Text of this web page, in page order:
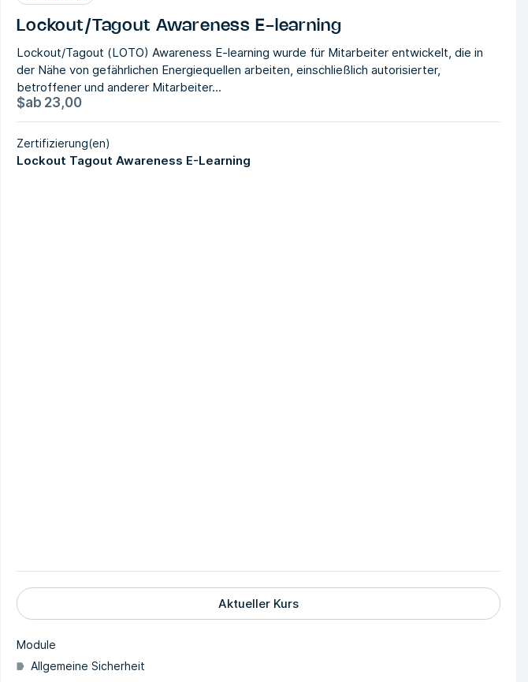
Lockout/Tagout Awareness E-learning
Lockout/Tagout (LOTO) Awareness E-learning wurde für Mitarbeiter entwickelt, die in
der Nähe von gefährlichen Energiequellen arbeiten, einschließlich autorisierter,
betroffener und anderer Mitarbeiter...
$ab 23,00
Zertifizierung(en)
Lockout Tagout Awareness E-Learning
Aktueller Kurs
Module
Allgemeine Sicherheit